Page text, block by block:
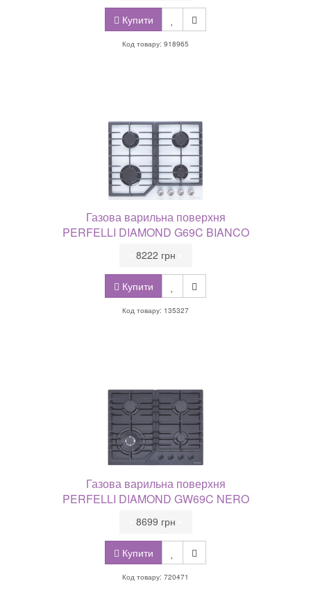
Купити
Код товару: 918965
Газова варильна поверхня
PERFELLI DIAMOND G69C BIANCO
Купити
8222 грн
Код товару: 135327
Газова варильна поверхня
PERFELLI DIAMOND GW69C NERO
Купити
8699 грн
Код товару: 720471